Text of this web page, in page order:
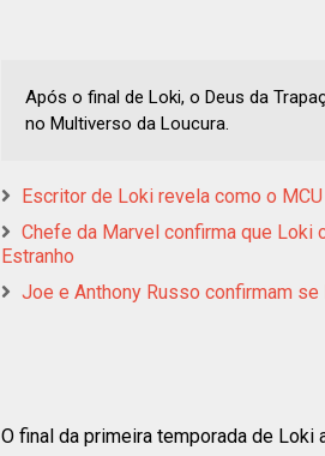
Após o final de Loki, o Deus da
no Multiverso da Loucura.
Escritor de Loki revela como o
Chefe da Marvel confirma que Loki
Estranho
Joe e Anthony Russo confirmam
O final da primeira temporada de